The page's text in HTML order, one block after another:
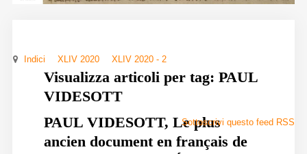
Home
Chi siamo
Direzione
Indici XLIV 2020 XLIV 2020 - 2
Visualizza articoli per tag: PAUL
VIDESOTT
Sottoscrivi questo feed RSS
PAUL VIDESOTT, Le plus
ancien document en français de